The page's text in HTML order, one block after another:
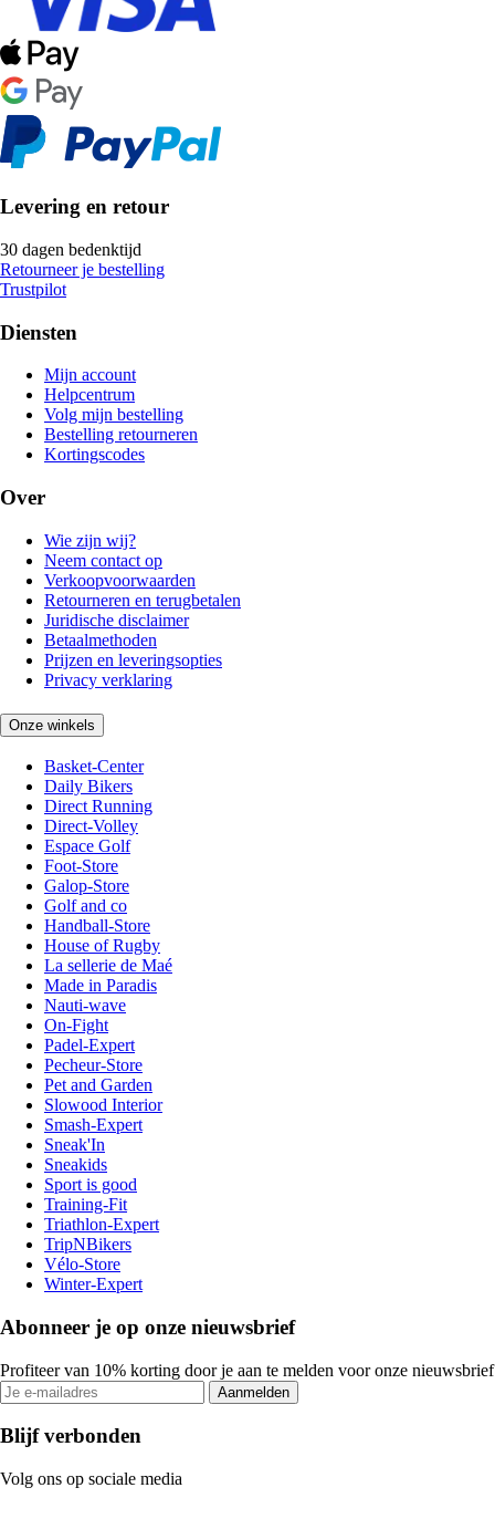
Levering en retour
30 dagen bedenktijd
Retourneer je bestelling
Trustpilot
Diensten
Mijn account
Helpcentrum
Volg mijn bestelling
Bestelling retourneren
Kortingscodes
Over
Wie zijn wij?
Neem contact op
Verkoopvoorwaarden
Retourneren en terugbetalen
Juridische disclaimer
Betaalmethoden
Prijzen en leveringsopties
Privacy verklaring
Onze winkels
Basket-Center
Daily Bikers
Direct Running
Direct-Volley
Espace Golf
Foot-Store
Galop-Store
Golf and co
Handball-Store
House of Rugby
La sellerie de Maé
Made in Paradis
Nauti-wave
On-Fight
Padel-Expert
Pecheur-Store
Pet and Garden
Slowood Interior
Smash-Expert
Sneak'In
Sneakids
Sport is good
Training-Fit
Triathlon-Expert
TripNBikers
Vélo-Store
Winter-Expert
Abonneer je op onze nieuwsbrief
Profiteer van 10% korting door je aan te melden voor onze nieuwsbrief
Aanmelden
Blijf verbonden
Volg ons op sociale media